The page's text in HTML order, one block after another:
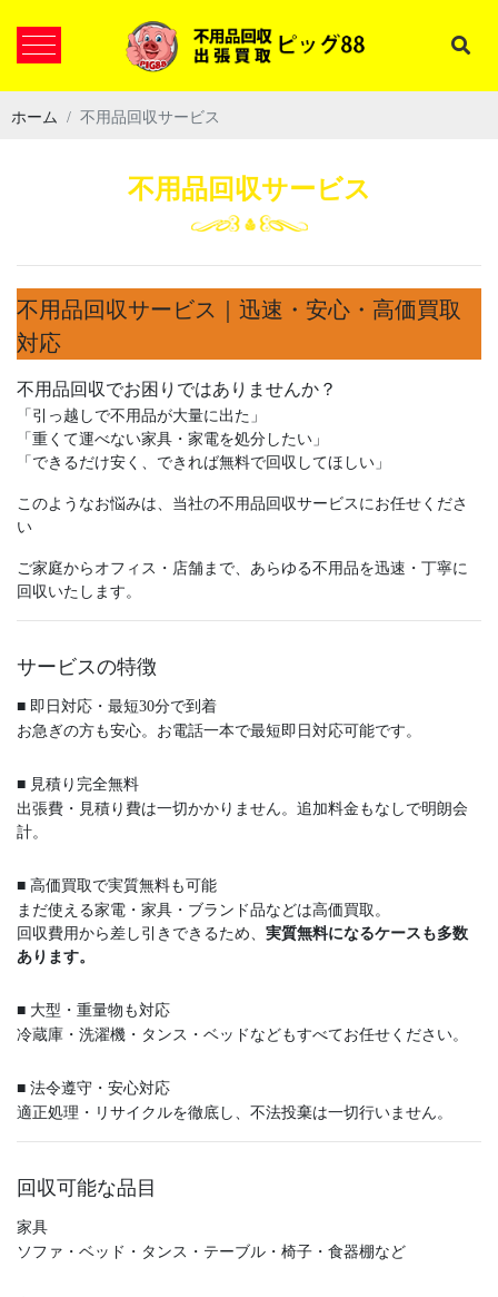
ホーム 不用品回収サービス
不用品回収サービス
不用品回収サービス｜迅速・安心・高価買取
対応
不用品回収でお困りではありませんか？
「引っ越しで不用品が大量に出た」
「重くて運べない家具・家電を処分したい」
「できるだけ安く、できれば無料で回収してほしい」
このようなお悩みは、当社の不用品回収サービスにお任せくださ
い
ご家庭からオフィス・店舗まで、あらゆる不用品を迅速・丁寧に
回収いたします。
サービスの特徴
■ 即日対応・最短30分で到着
お急ぎの方も安心。お電話一本で最短即日対応可能です。
■ 見積り完全無料
出張費・見積り費は一切かかりません。追加料金もなしで明朗会
計。
■ 高価買取で実質無料も可能
まだ使える家電・家具・ブランド品などは高価買取。
回収費用から差し引きできるため、 実質無料になるケースも多数
あります。
■ 大型・重量物も対応
冷蔵庫・洗濯機・タンス・ベッドなどもすべてお任せください。
■ 法令遵守・安心対応
適正処理・リサイクルを徹底し、不法投棄は一切行いません。
回収可能な品目
家具
ソファ・ベッド・タンス・テーブル・椅子・食器棚など